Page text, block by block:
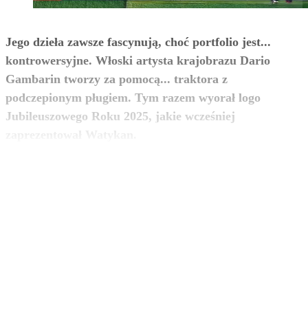
Jego dzieła zawsze fascynują, choć portfolio jest...
kontrowersyjne. Włoski artysta krajobrazu Dario
Gambarin tworzy za pomocą... traktora z
podczepionym pługiem. Tym razem wyorał logo
Jubileuszowego Roku 2025, jakie wcześniej
zobacz więcej